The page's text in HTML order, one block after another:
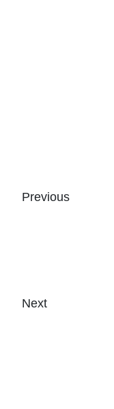
Previous
Next